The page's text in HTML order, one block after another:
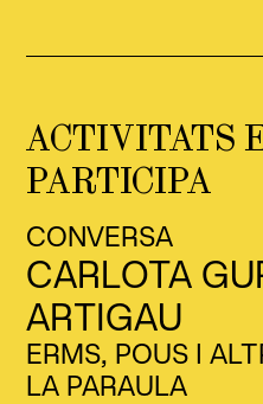
ACTIVITATS
PARTICIPA
CONVERSA
CARLOTA
ARTIGAU
ERMS, POUS I
LA PARAULA